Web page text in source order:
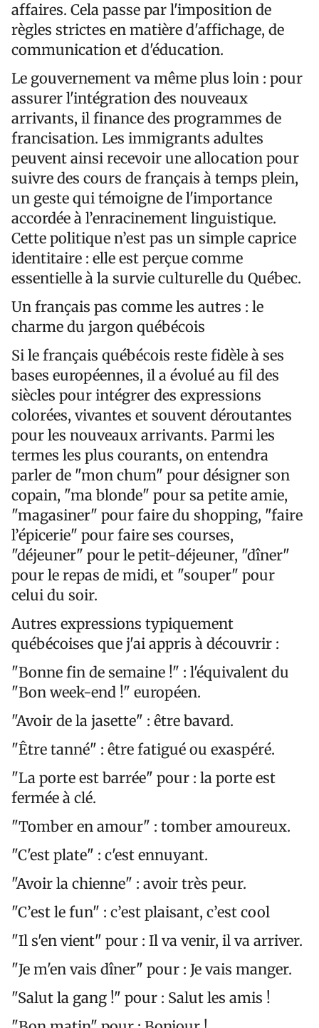
affaires. Cela passe par l'imposition de
règles strictes en matière d'affichage, de
communication et d'éducation.
Le gouvernement va même plus loin : pour
assurer l'intégration des nouveaux
arrivants, il finance des programmes de
francisation. Les immigrants adultes
peuvent ainsi recevoir une allocation pour
suivre des cours de français à temps plein,
un geste qui témoigne de l'importance
accordée à l’enracinement linguistique.
Cette politique n’est pas un simple caprice
identitaire : elle est perçue comme
essentielle à la survie culturelle du Québec.
Un français pas comme les autres : le
charme du jargon québécois
Si le français québécois reste fidèle à ses
bases européennes, il a évolué au fil des
siècles pour intégrer des expressions
colorées, vivantes et souvent déroutantes
pour les nouveaux arrivants. Parmi les
termes les plus courants, on entendra
parler de "mon chum" pour désigner son
copain, "ma blonde" pour sa petite amie,
"magasiner" pour faire du shopping, "faire
l’épicerie" pour faire ses courses,
"déjeuner" pour le petit-déjeuner, "dîner"
pour le repas de midi, et "souper" pour
celui du soir.
Autres expressions typiquement
québécoises que j'ai appris à découvrir :
"Bonne fin de semaine !" : l'équivalent du
"Bon week-end !" européen.
"Avoir de la jasette" : être bavard.
"Être tanné" : être fatigué ou exaspéré.
"La porte est barrée" pour : la porte est
fermée à clé.
"Tomber en amour" : tomber amoureux.
"C'est plate" : c'est ennuyant.
"Avoir la chienne" : avoir très peur.
"C’est le fun" : c’est plaisant, c’est cool
"Il s'en vient" pour : Il va venir, il va arriver.
"Je m'en vais dîner" pour : Je vais manger.
"Salut la gang !" pour : Salut les amis !